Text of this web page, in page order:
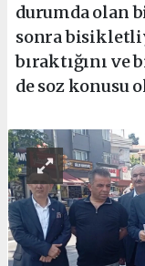
durumda olan
sonra
bıraktığını
de soz konusu